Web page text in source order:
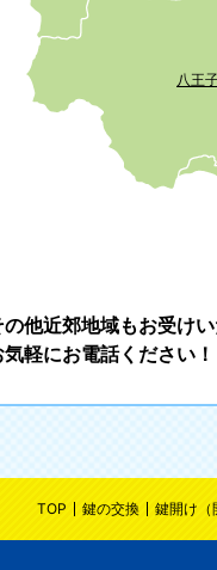
の他近郊地域もお受けい
気軽にお電話ください！
八王
TOP 鍵の交換 鍵開け（